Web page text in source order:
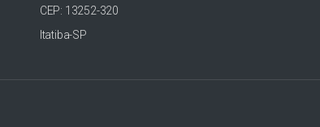
CEP: 13252-320
Itatiba-SP